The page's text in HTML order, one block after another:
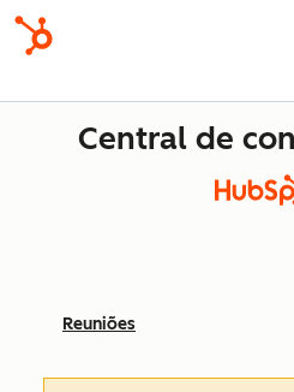
Central de
Reuniões